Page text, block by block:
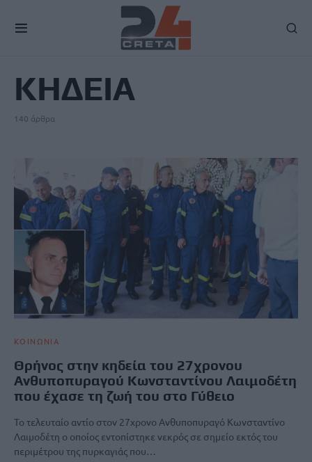
ΚΗΔΕΙΑ
140 άρθρα
ΚΟΙΝΩΝΙΑ
Θρήνος στην κηδεία του 27χρονου
Ανθυποπυραγού Κωνσταντίνου Λαιμοδέτη
που έχασε τη ζωή του στο Γύθειο
Το τελευταίο αντίο στον 27χρονο Ανθυποπυραγό Κωνσταντίνο
Λαιμοδέτη ο οποίος εντοπίστηκε νεκρός σε σημείο εκτός του
περιμέτρου της πυρκαγιάς που…